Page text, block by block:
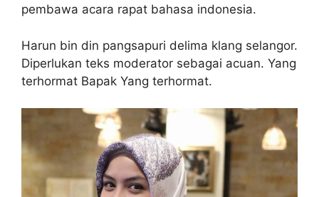
pembawa acara rapat bahasa indonesia.
Harun bin din pangsapuri delima klang selangor.
Diperlukan teks moderator sebagai acuan. Yang
terhormat Bapak Yang terhormat.